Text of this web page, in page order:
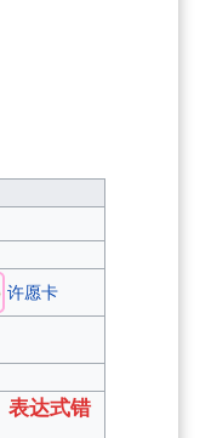
许愿卡
表达式错